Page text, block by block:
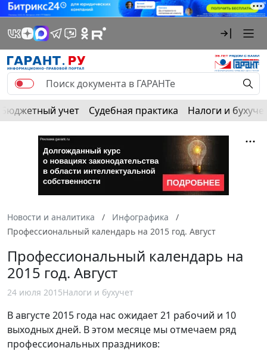
Бюджетный учет Судебная практика Налоги и
Новости и аналитика
Инфографика
Профессиональный календарь на 2015 год. Август
Профессиональный календарь на
2015 год. Август
24 июля 2015Налоги и бухучет
В августе 2015 года нас ожидает 21 рабочий и 10
выходных дней. В этом месяце мы отмечаем ряд
профессиональных праздников: